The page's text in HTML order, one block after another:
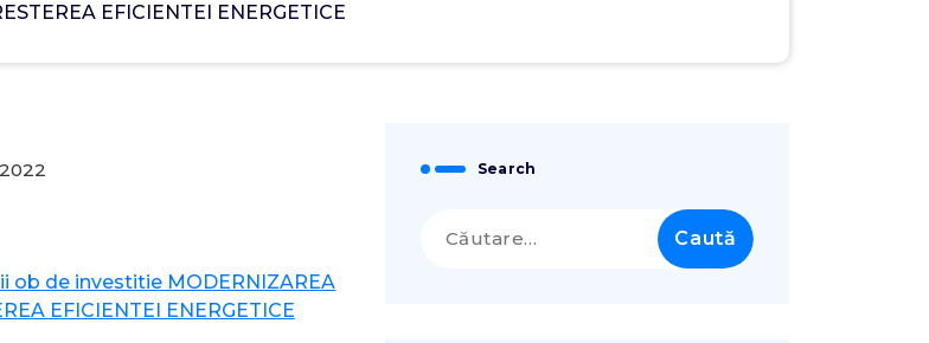
EFICIENTEI ENERGETICE
ob de investitie MODERNIZAREA
EFICIENTEI ENERGETICE
Search
după: